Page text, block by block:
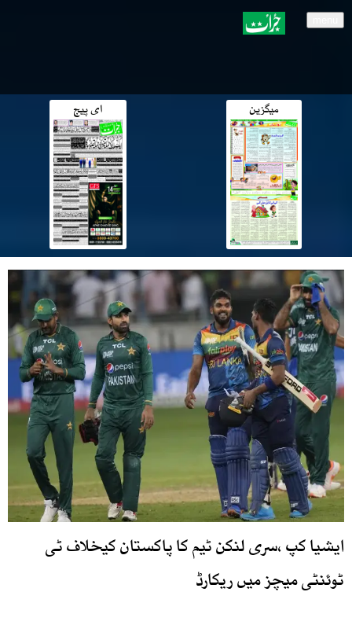
میگزین ای پیج
ایشیا کپ ،سری لنکن ٹیم کا پاکستان کیخلاف ٹی
ٹوئنٹی میچز میں ریکارڈ